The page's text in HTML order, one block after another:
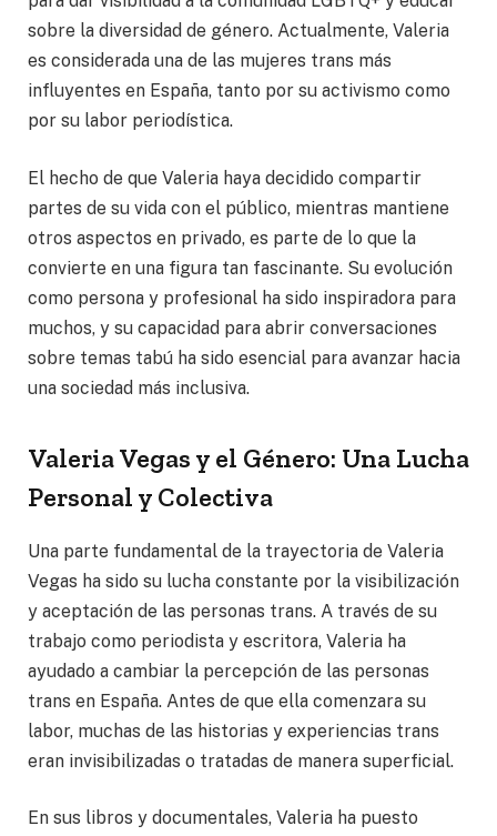
sobre la diversidad de género. Actualmente, Valeria
es considerada una de las mujeres trans más
influyentes en España, tanto por su activismo como
por su labor periodística.
El hecho de que Valeria haya decidido compartir
partes de su vida con el público, mientras mantiene
otros aspectos en privado, es parte de lo que la
convierte en una figura tan fascinante. Su evolución
como persona y profesional ha sido inspiradora para
muchos, y su capacidad para abrir conversaciones
sobre temas tabú ha sido esencial para avanzar hacia
una sociedad más inclusiva.
Valeria Vegas y el Género: Una Lucha
Personal y Colectiva
Una parte fundamental de la trayectoria de Valeria
Vegas ha sido su lucha constante por la visibilización
y aceptación de las personas trans. A través de su
trabajo como periodista y escritora, Valeria ha
ayudado a cambiar la percepción de las personas
trans en España. Antes de que ella comenzara su
labor, muchas de las historias y experiencias trans
eran invisibilizadas o tratadas de manera superficial.
En sus libros y documentales, Valeria ha puesto